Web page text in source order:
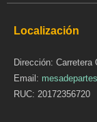
Localización
Dirección:
Email:
RUC: 20172356720